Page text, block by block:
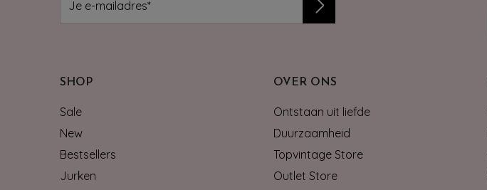
SHOP
Sale
New
Bestsellers
Jurken
OVER ONS
Ontstaan uit liefde
Duurzaamheid
Topvintage Store
Outlet Store